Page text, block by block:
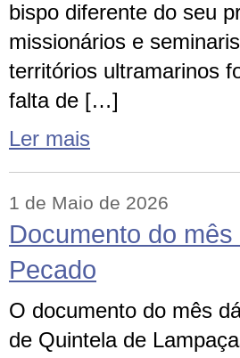
bispo diferente do seu
missionários e
territórios ultramarinos
falta de […]
Ler mais
1 de Maio de 2026
Documento do
Pecado
O documento do mês
de Quintela de